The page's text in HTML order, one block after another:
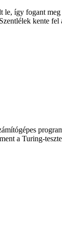
így fogant
kente
a Turing-